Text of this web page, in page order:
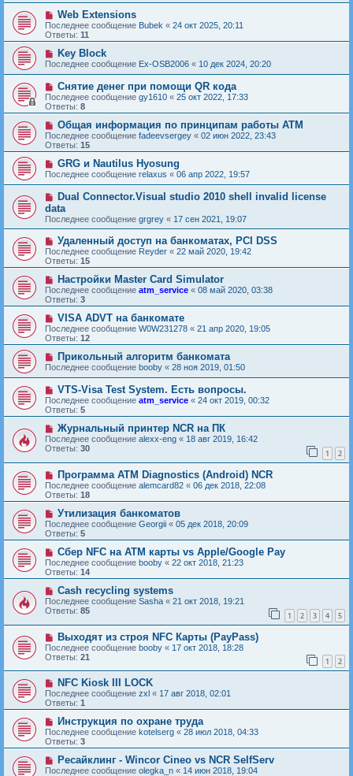
Web Extensions
Последнее сообщение Bubek « 24 окт 2025, 20:11
Ответы: 11
Key Block
Последнее сообщение Ex-OSB2006 « 10 дек 2024, 20:20
Снятие денег при помощи QR кода
Последнее сообщение gy1610 « 25 окт 2022, 17:33
Ответы: 8
Общая информация по принципам работы ATM
Последнее сообщение fadeevsergey « 02 июн 2022, 23:43
Ответы: 15
GRG и Nautilus Hyosung
Последнее сообщение relaxus « 06 апр 2022, 19:57
Dual Connector.Visual studio 2010 shell invalid license
data
Последнее сообщение grgrey « 17 сен 2021, 19:07
Удаленный доступ на банкоматаx, PCI DSS
Последнее сообщение Reyder « 22 май 2020, 19:42
Ответы: 15
Настройки Master Card Simulator
Последнее сообщение atm_service « 08 май 2020, 03:38
Ответы: 3
VISA ADVT на банкомате
Последнее сообщение W0W231278 « 21 апр 2020, 19:05
Ответы: 12
Прикольный алгоритм банкомата
Последнее сообщение booby « 28 ноя 2019, 01:50
VTS-Visa Test System. Есть вопросы.
Последнее сообщение atm_service « 24 окт 2019, 00:32
Ответы: 5
Журнальный принтер NCR на ПК
Последнее сообщение alexx-eng « 18 авг 2019, 16:42
Ответы: 30 1 2
Программа ATM Diagnostics (Android) NCR
Последнее сообщение alemcard82 « 06 дек 2018, 22:08
Ответы: 18
Утилизация банкоматов
Последнее сообщение Georgii « 05 дек 2018, 20:09
Ответы: 5
Сбер NFC на ATM карты vs Apple/Google Pay
Последнее сообщение booby « 22 окт 2018, 21:23
Ответы: 14
Cash recycling systems
Последнее сообщение Sasha « 21 окт 2018, 19:21
Ответы: 85 1 2 3 4 5
Выходят из строя NFC Карты (PayPass)
Последнее сообщение booby « 17 окт 2018, 18:28
Ответы: 21 1 2
NFC Kiosk III LOCK
Последнее сообщение zxl « 17 авг 2018, 02:01
Ответы: 1
Инструкция по охране труда
Последнее сообщение kotelserg « 28 июл 2018, 04:33
Ответы: 3
Ресайклинг - Wincor Cineo vs NCR SelfServ
Последнее сообщение olegka_n « 14 июн 2018, 19:04